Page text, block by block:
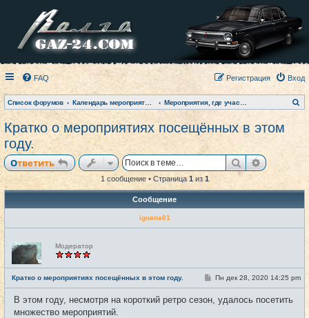
FAQ Вход
Регистрация
Список форумов
о
Кратко о мероприятиях посещённых в этом
году.
Ответить Поиск
1 сообщение • Страница 1из 1
Сообщение
iguana01
е
с
е
т
и
Модератор
Кратко о мероприятиях посещённых в этом году. #1
С
б
Пн дек 28, 2020 14:25 pm
В этом году, несмотря на короткий ретро сезон, удалось посетить
множество мероприятий.